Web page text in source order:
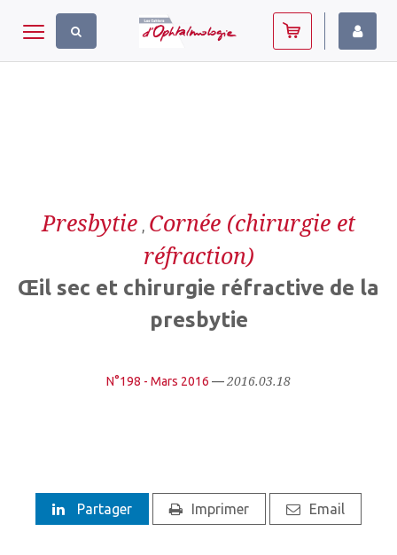
Toggle navigation
Presbytie , Cornée (chirurgie et
réfraction)
Œil sec et chirurgie réfractive de la
presbytie
N°198 - Mars 2016 —2016.03.18
Partager Imprimer Email
Panneau de gestion des cookies